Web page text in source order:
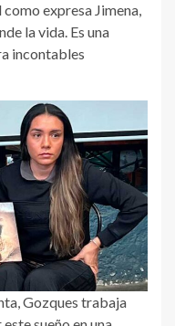
expresa Jimena,
la vida. Es una
incontables
Gozques trabaja